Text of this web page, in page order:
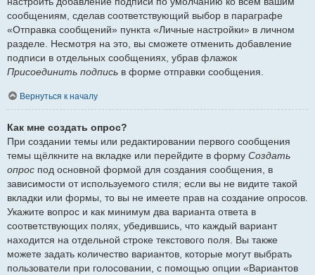
сообщениям, сделав соответствующий выбор в параграфе
«Отправка сообщений» пункта «Личные настройки» в личном
разделе. Несмотря на это, вы сможете отменить добавление
подписи в отдельных сообщениях, убрав флажок
Присоединить подпись в форме отправки сообщения.
Вернуться к началу
Как мне создать опрос?
При создании темы или редактировании первого сообщения
темы щёлкните на вкладке или перейдите в форму Создать
опрос под основной формой для создания сообщения, в
зависимости от используемого стиля; если вы не видите такой
вкладки или формы, то вы не имеете прав на создание опросов.
Укажите вопрос и как минимум два варианта ответа в
соответствующих полях, убедившись, что каждый вариант
находится на отдельной строке текстового поля. Вы также
можете задать количество вариантов, которые могут выбрать
пользователи при голосовании, с помощью опции «Вариантов